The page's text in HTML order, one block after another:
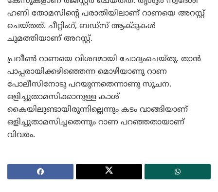
ഹണി തോമസിന്റെ പരാതിയിലാണ് റാണയെ അറസ്റ്റ്
ചെയ്തത്. ചീറ്റിംഗ്, ബഡ്‌സ് ആക്ടുകള്‍
ചുമത്തിയാണ് അറസ്റ്റ്.
പ്രവീണ്‍ റാണയെ വിശദമായി ചോദ്യംചെയ്തു. താന്‍
പാപ്പരായിക്കഴിഞ്ഞെന്ന മൊഴിയാണു റാണ
പോലീസിനോടു പറയുന്നതെന്നാണു സൂചന.
ഒളിച്ചുതാമസിക്കാനുള്ള കാശ്
കൈയിലുണ്ടായിരുന്നില്ലെന്നും കടം വാങ്ങിയാണ്
ഒളിച്ചുതാമസിച്ചതെന്നും റാണ പറഞ്ഞതായാണ്
വിവരം.